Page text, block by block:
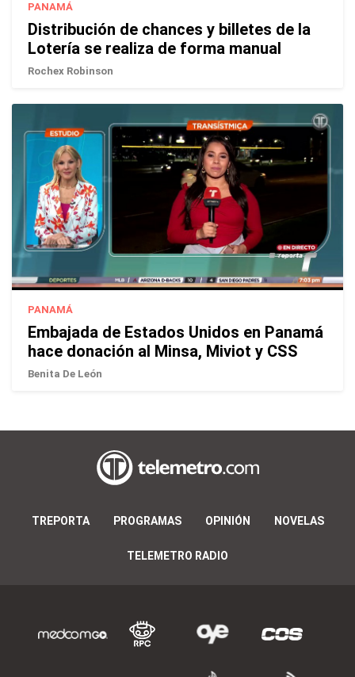
PANAMÁ
Distribución de chances y billetes de la
Lotería se realiza de forma manual
Rochex Robinson
PANAMÁ
Embajada de Estados Unidos en Panamá
hace donación al Minsa, Miviot y CSS
Benita De León
TREPORTA PROGRAMAS OPINIÓN NOVELAS
TELEMETRO RADIO